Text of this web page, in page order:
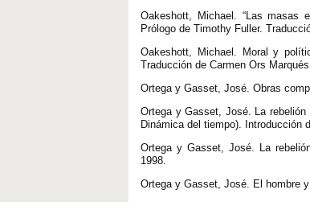
Oakeshott, Michael. “Las masas
Prólogo de Timothy Fuller.
Oakeshott, Michael. Moral y
Traducción de Carmen Ors
Ortega y Gasset, José. Obras
Ortega y Gasset, José. La
Dinámica del tiempo). Introducción
Ortega y Gasset, José. La
1998.
Ortega y Gasset, José. El hombre